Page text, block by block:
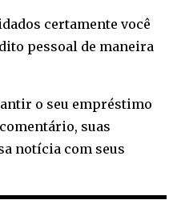
certamente você
pessoal de maneira
o seu empréstimo
suas
notícia com seus